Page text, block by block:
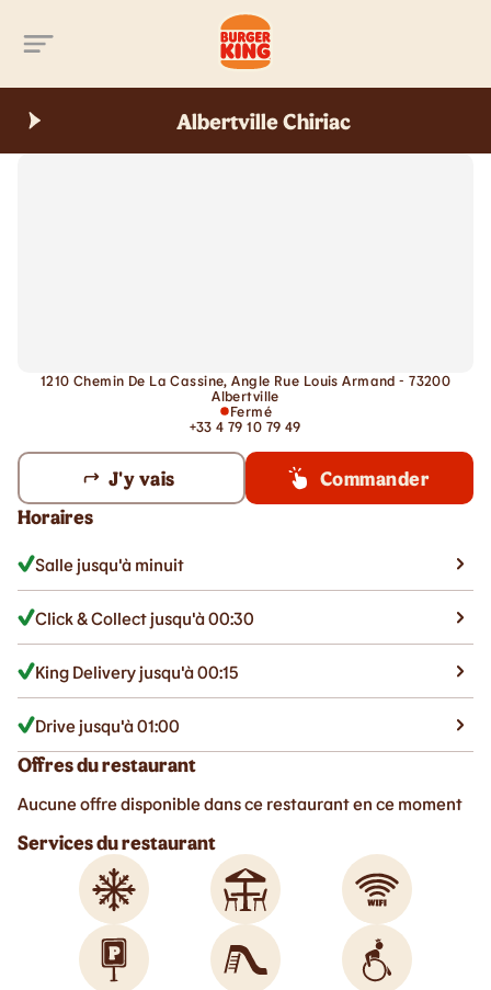
Albertville Chiriac
1210 Chemin De La Cassine, Angle Rue Louis Armand - 73200
Albertville
Fermé
+33 4 79 10 79 49
J'y vais
Commander
Horaires
Salle jusqu'à minuit
Click & Collect jusqu'à 00:30
King Delivery jusqu'à 00:15
Drive jusqu'à 01:00
Offres du restaurant
Aucune offre disponible dans ce restaurant en ce moment
Services du restaurant